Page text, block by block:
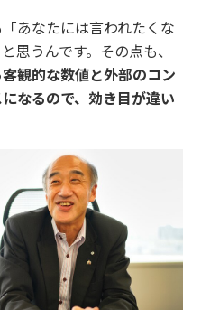
あなたには言われたくな
思うんです。その点も、
観的な数値と外部のコン
なるので、効き目が違い